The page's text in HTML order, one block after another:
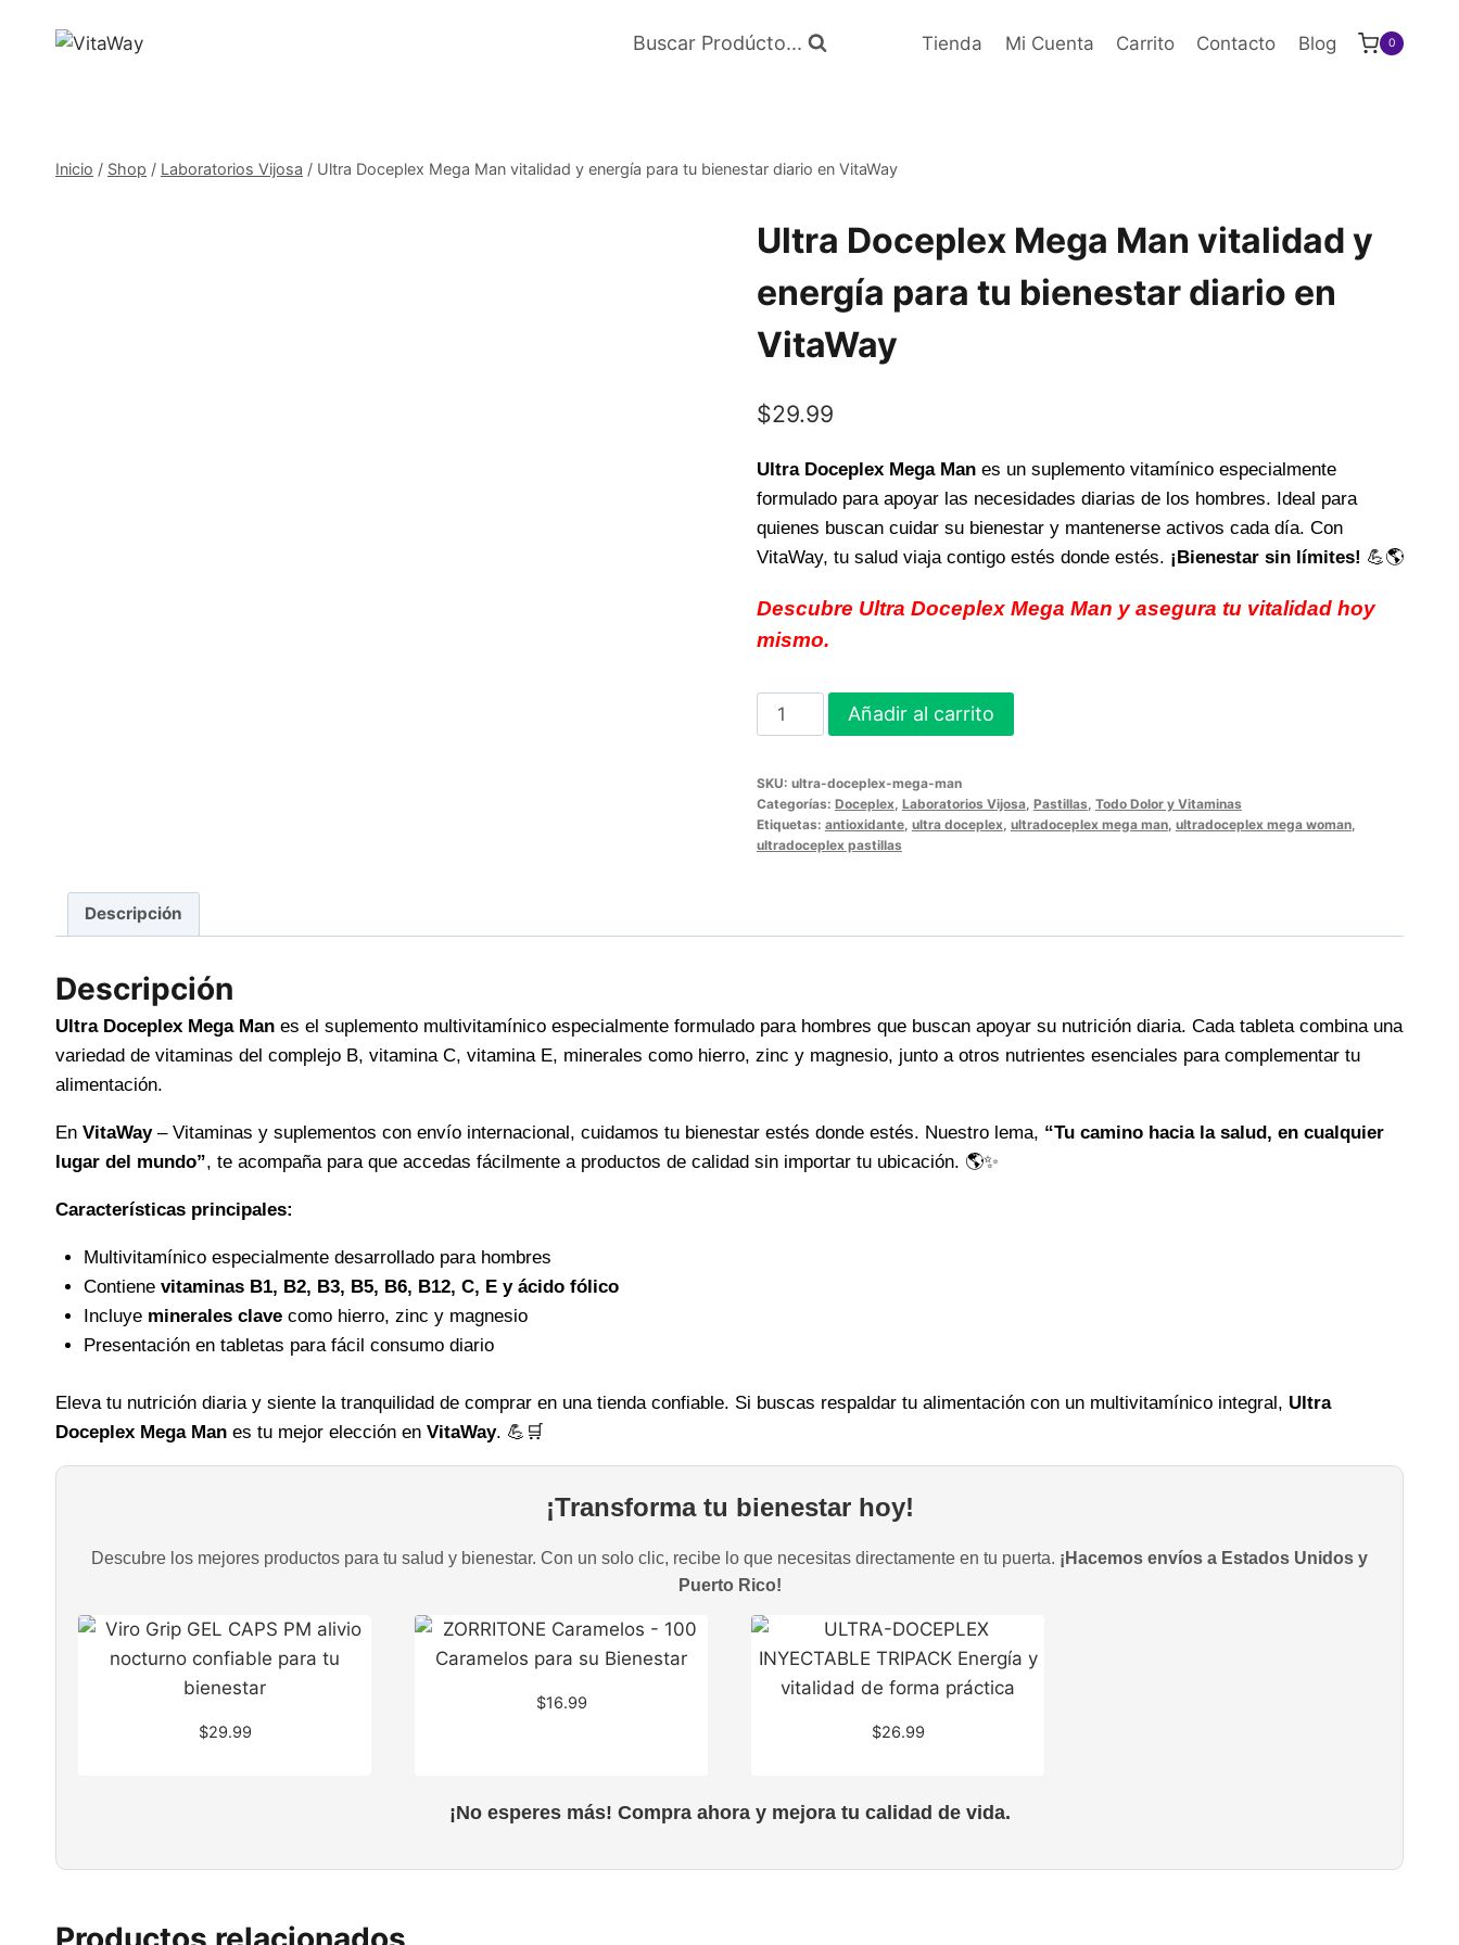
Buscar Prodúcto... Tienda Mi Cuenta Carrito Contacto Blog 0
Inicio / Shop / Laboratorios Vijosa / Ultra Doceplex Mega Man vitalidad y energía para tu bienestar diario en VitaWay
Ultra Doceplex Mega Man vitalidad y
energía para tu bienestar diario en
VitaWay
$29.99
Ultra Doceplex Mega Manes un suplemento vitamínico especialmente
formulado para apoyar las necesidades diarias de los hombres. Ideal para
quienes buscan cuidar su bienestar y mantenerse activos cada día. Con
VitaWay, tu salud viaja contigo estés donde estés. ¡Bienestar sin límites! 💪🌎
Descubre Ultra Doceplex Mega Man y asegura tu vitalidad hoy
mismo.
Ultra
Doceplex
Man
vitalidad
y
tu
en
VitaWay
Añadir al carrito
SKU: ultra-doceplex-mega-man
Categorías: Doceplex Laboratorios Vijosa, Pastillas Todo Dolor y Vitaminas
Etiquetas: antioxidante, ultra doceplex ultradoceplex mega man, ultradoceplex mega woman,
ultradoceplex pastillas
Descripción
Descripción
Ultra Doceplex Mega Man es el suplemento multivitamínico especialmente formulado para hombres que buscan apoyar su nutrición diaria. Cada tableta combina una
variedad de vitaminas del complejo B, vitamina C, vitamina E, minerales como hierro, zinc y magnesio, junto a otros nutrientes esenciales para complementar tu
alimentación.
En VitaWay️ – Vitaminas y suplementos con envío internacional, cuidamos tu bienestar estés donde estés. Nuestro lema, “Tu camino hacia la salud, en cualquier
lugar del mundo”, te acompaña para que accedas fácilmente a productos de calidad sin importar tu ubicación. 🌎✨
Características principales:
Multivitamínico especialmente desarrollado para hombres
Contiene vitaminas B1, B2, B3, B5, B6, B12, C, E y ácido fólico
Incluye minerales clavecomo hierro, zinc y magnesio
Presentación en tabletas para fácil consumo diario
Eleva tu nutrición diaria y siente la tranquilidad de comprar en una tienda confiable. Si buscas respaldar tu alimentación con un multivitamínico integral, Ultra
Doceplex Mega Man es tu mejor elección en VitaWay. 💪🛒
¡Transforma tu bienestar hoy!
Descubre los mejores productos para tu salud y bienestar. Con un solo clic, recibe lo que necesitas directamente en tu puerta. ¡Hacemos envíos a Estados Unidos y
Puerto Rico!
$29.99
$16.99
$26.99
¡No esperes más! Compra ahora y mejora tu calidad de vida.